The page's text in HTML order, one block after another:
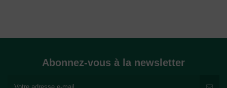
Abonnez-vous à la newsletter